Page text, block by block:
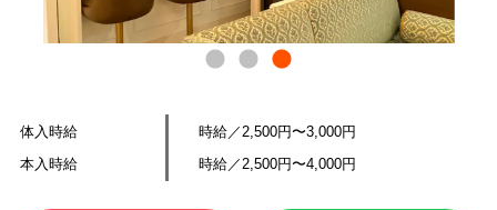
体入時給
時給／2,500円〜3,000円
本入時給
時給／2,500円〜4,000円